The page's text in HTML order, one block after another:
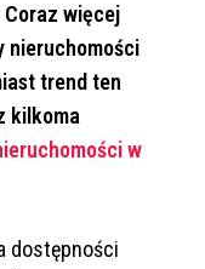
więcej
nieruchomości
trend ten
kilkoma
w
dostępności